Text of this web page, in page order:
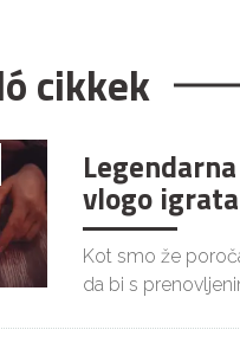
cikkek
vlogo
Kot smo že
da bi s